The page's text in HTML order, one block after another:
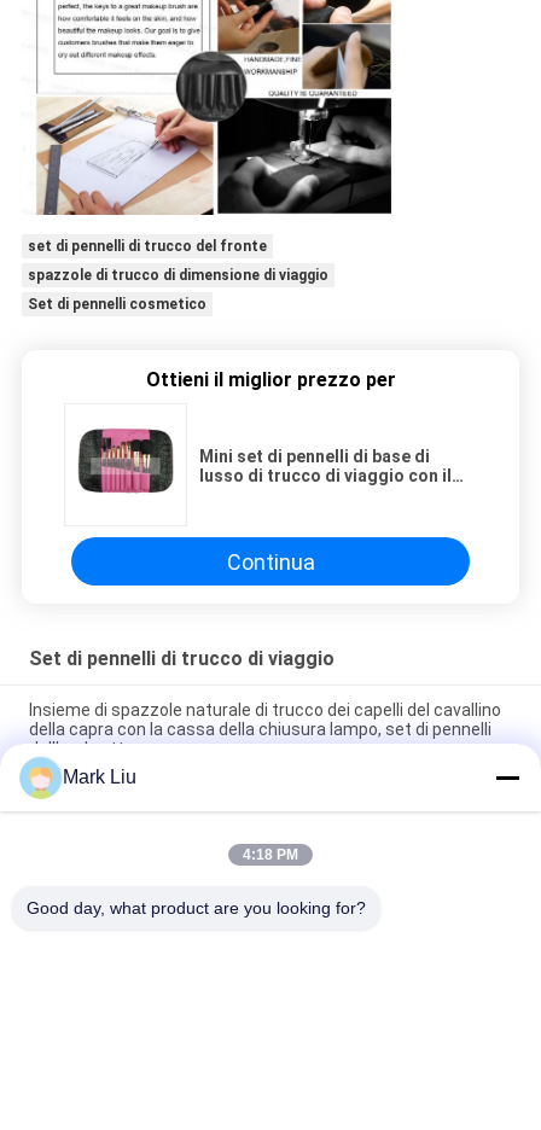
set di pennelli di trucco del fronte
spazzole di trucco di dimensione di viaggio
Set di pennelli cosmetico
Ottieni il miglior prezzo per
Mini set di pennelli di base di
lusso di trucco di viaggio con il
Continua
Set di pennelli di trucco di viaggio
Insieme di spazzole naturale di trucco dei capelli del cavallino
della capra con la cassa della chiusura lampo, set di pennelli
dell'ombretto
Caso magnetico stabilito di mini di trucco viaggio variopinto
della spazzola/spazzola sintetica dell'ombretto
Spazzole molli di trucco della cassa magnetica della spazzola
Mark Liu
4:18 PM
Good day, what product are you looking for?